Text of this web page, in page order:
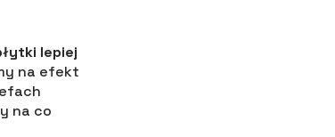
lepiej
na efekt
na co